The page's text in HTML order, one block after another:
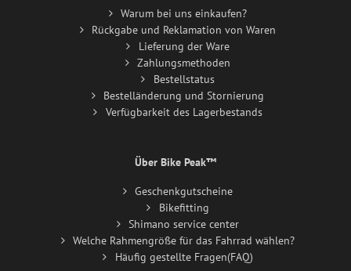
Warum bei uns einkaufen?
Rückgabe und Reklamation von Waren
Lieferung der Ware
Zahlungsmethoden
Bestellstatus
Bestelländerung und Stornierung
Verfügbarkeit des Lagerbestands
Über Bike Peak™
Geschenkgutscheine
Bikefitting
Shimano service center
Welche Rahmengröße für das Fahrrad wählen?
Häufig gestellte Fragen(FAQ)